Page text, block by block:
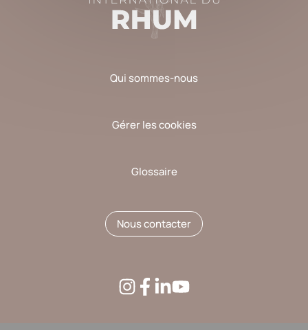
Qui sommes-nous
Gérer les cookies
Glossaire
Nous contacter